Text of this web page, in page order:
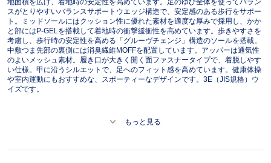
地面積を広げ、着地時の安定性を高めています。足のゆび全体を使ってバラン
スがとりやすいバランスサポートウエッジ構造で、安定感のある歩行をサポー
ト。ミッドソールにはクッション性に優れた素材を適度な厚みで採用し、かか
と部にはP-GELを搭載して着地時の衝撃緩衝性を高めています。歩きやすさを
考慮し、歩行時の安定性を高める「グルーヴチェンジ」構造のソールを搭載。
中敷つま先部の裏側には消臭繊維MOFFを配置しています。アッパーは通気性
のよいメッシュ素材。履き口が大きく開く面ファスナータイプで、着脱しやす
い仕様。甲に沿うシルエットで、足へのフィット感を高めています。健康体操
や室内運動にもおすすめな、スポーティーなデザインです。3E（JIS規格）ウ
イズです。
もっと見る